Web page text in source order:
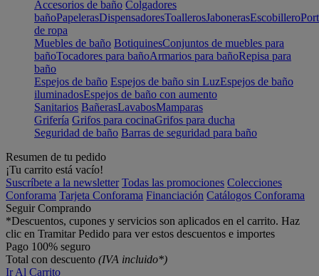
Accesorios de baño Colgadores
bañoPapelerasDispensadoresToallerosJabonerasEscobillero
de ropa
Muebles de baño BotiquinesConjuntos de muebles para
bañoTocadores para bañoArmarios para bañoRepisa para
baño
Espejos de baño Espejos de baño sin LuzEspejos de baño
iluminadosEspejos de baño con aumento
Sanitarios BañerasLavabosMamparas
Grifería Grifos para cocinaGrifos para ducha
Seguridad de baño Barras de seguridad para baño
Resumen de tu pedido
¡Tu carrito está vacío!
Suscríbete a la newsletter Todas las promociones Colecciones
Conforama Tarjeta Conforama Financiación Catálogos Conforama
Seguir Comprando
*Descuentos, cupones y servicios son aplicados en el carrito. Haz
clic en Tramitar Pedido para ver estos descuentos e importes
Pago 100% seguro
Total con descuento (IVA incluido*)
Ir Al Carrito